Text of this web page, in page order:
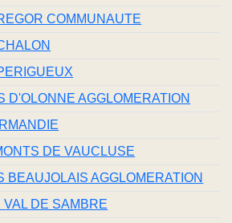
COMMUNAUTE
D'OLONNE AGGLOMERATION
DE VAUCLUSE
BEAUJOLAIS AGGLOMERATION
DE SAMBRE